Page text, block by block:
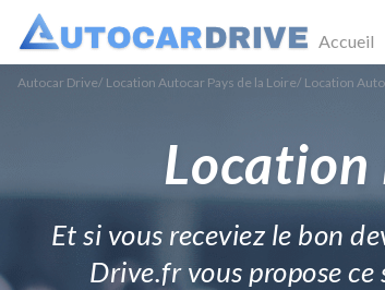
Accueil
Autocar Drive/ Location Autocar Pays de la Loire/ Location
Location
Et si vous receviez le bon
Drive.fr vous propose